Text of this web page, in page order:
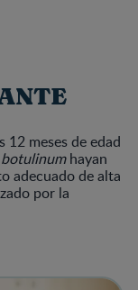
meses de edad
hayan
adecuado de alta
por la